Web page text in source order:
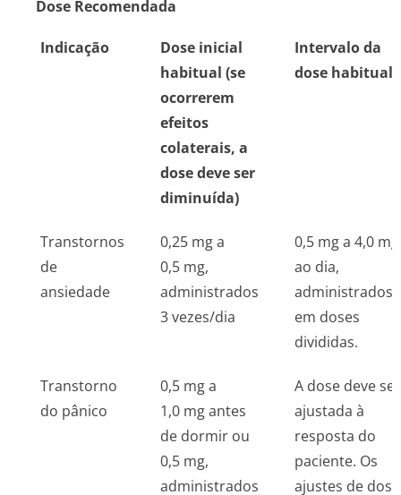
Dose Recomendada
Indicação
Dose inicial
habitual (se
ocorrerem
efeitos
colaterais, a
dose deve ser
diminuída)
Intervalo da
dose habitual
Transtornos
de
ansiedade
0,25 mg a
0,5 mg,
administrados
3 vezes/dia
0,5 mg a 4,0 mg
ao dia,
administrados
em doses
divididas.
Transtorno
do pânico
0,5 mg a
1,0 mg antes
de dormir ou
0,5 mg,
administrados
A dose deve ser
ajustada à
resposta do
paciente. Os
ajustes de dose